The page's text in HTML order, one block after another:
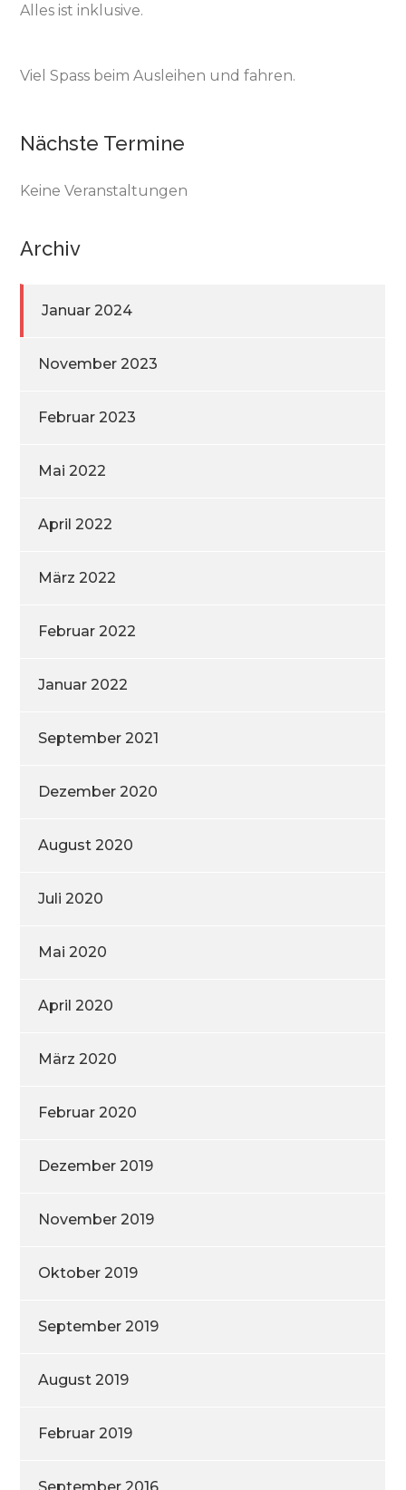
Alles ist inklusive.
Viel Spass beim Ausleihen und fahren.
Nächste Termine
Keine Veranstaltungen
Archiv
Januar 2024
November 2023
Februar 2023
Mai 2022
April 2022
März 2022
Februar 2022
Januar 2022
September 2021
Dezember 2020
August 2020
Juli 2020
Mai 2020
April 2020
März 2020
Februar 2020
Dezember 2019
November 2019
Oktober 2019
September 2019
August 2019
Februar 2019
September 2016